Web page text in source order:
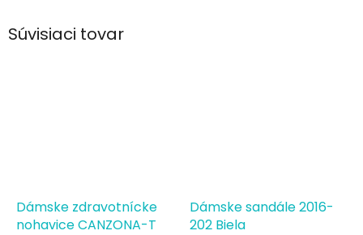
Súvisiaci tovar
Dámske zdravotnícke
nohavice CANZONA-T
Dámske sandále 2016-
202 Biela